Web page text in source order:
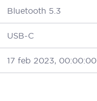
Bluetooth 5.3
USB-C
17 feb 2023, 00:00:00